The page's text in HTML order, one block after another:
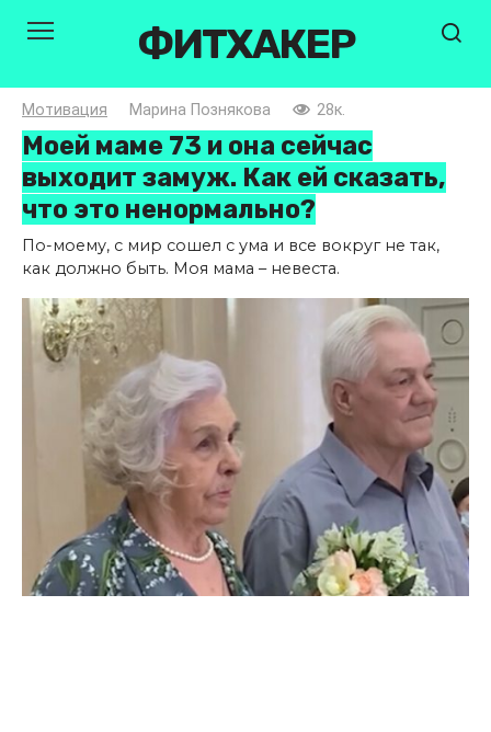
ФИТХАКЕР
Мотивация Марина Познякова 28к.
Моей маме 73 и она сейчас
выходит замуж. Как ей сказать,
что это ненормально?
По-моему, с мир сошел с ума и все вокруг не так,
как должно быть. Моя мама – невеста.